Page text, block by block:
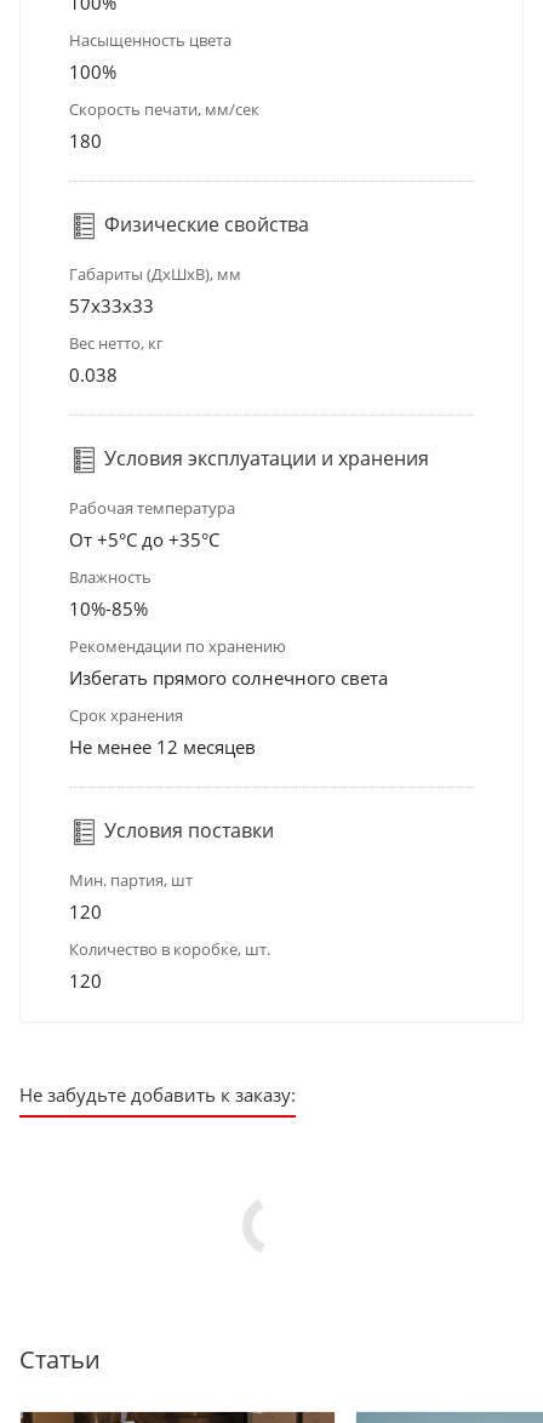
Насыщенность цвета
100%
Скорость печати, мм/сек
180
Физические свойства
Габариты (ДхШхВ), мм
57x33x33
Вес нетто, кг
0.038
Условия эксплуатации и хранения
Рабочая температура
От +5°С до +35°С
Влажность
10%-85%
Рекомендации по хранению
Избегать прямого солнечного света
Срок хранения
Не менее 12 месяцев
Условия поставки
Мин. партия, шт
120
Количество в коробке, шт.
120
Не забудьте добавить к заказу:
Статьи